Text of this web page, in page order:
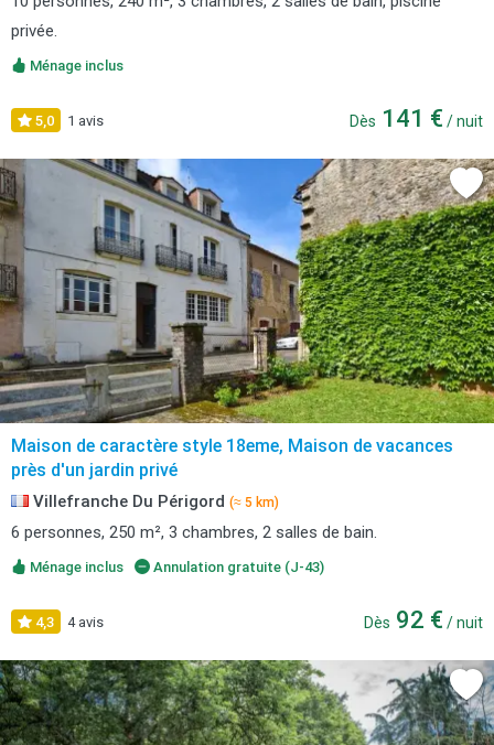
privée.
Ménage inclus
5,0 1 avis Dès 141 € / nuit
Maison de caractère style 18eme, Maison de vacances
près d'un jardin privé
Villefranche Du Périgord (≈ 5 km)
6 personnes, 250 m², 3 chambres, 2 salles de bain.
Ménage inclus Annulation gratuite (J-43)
4,3 4 avis Dès 92 € / nuit